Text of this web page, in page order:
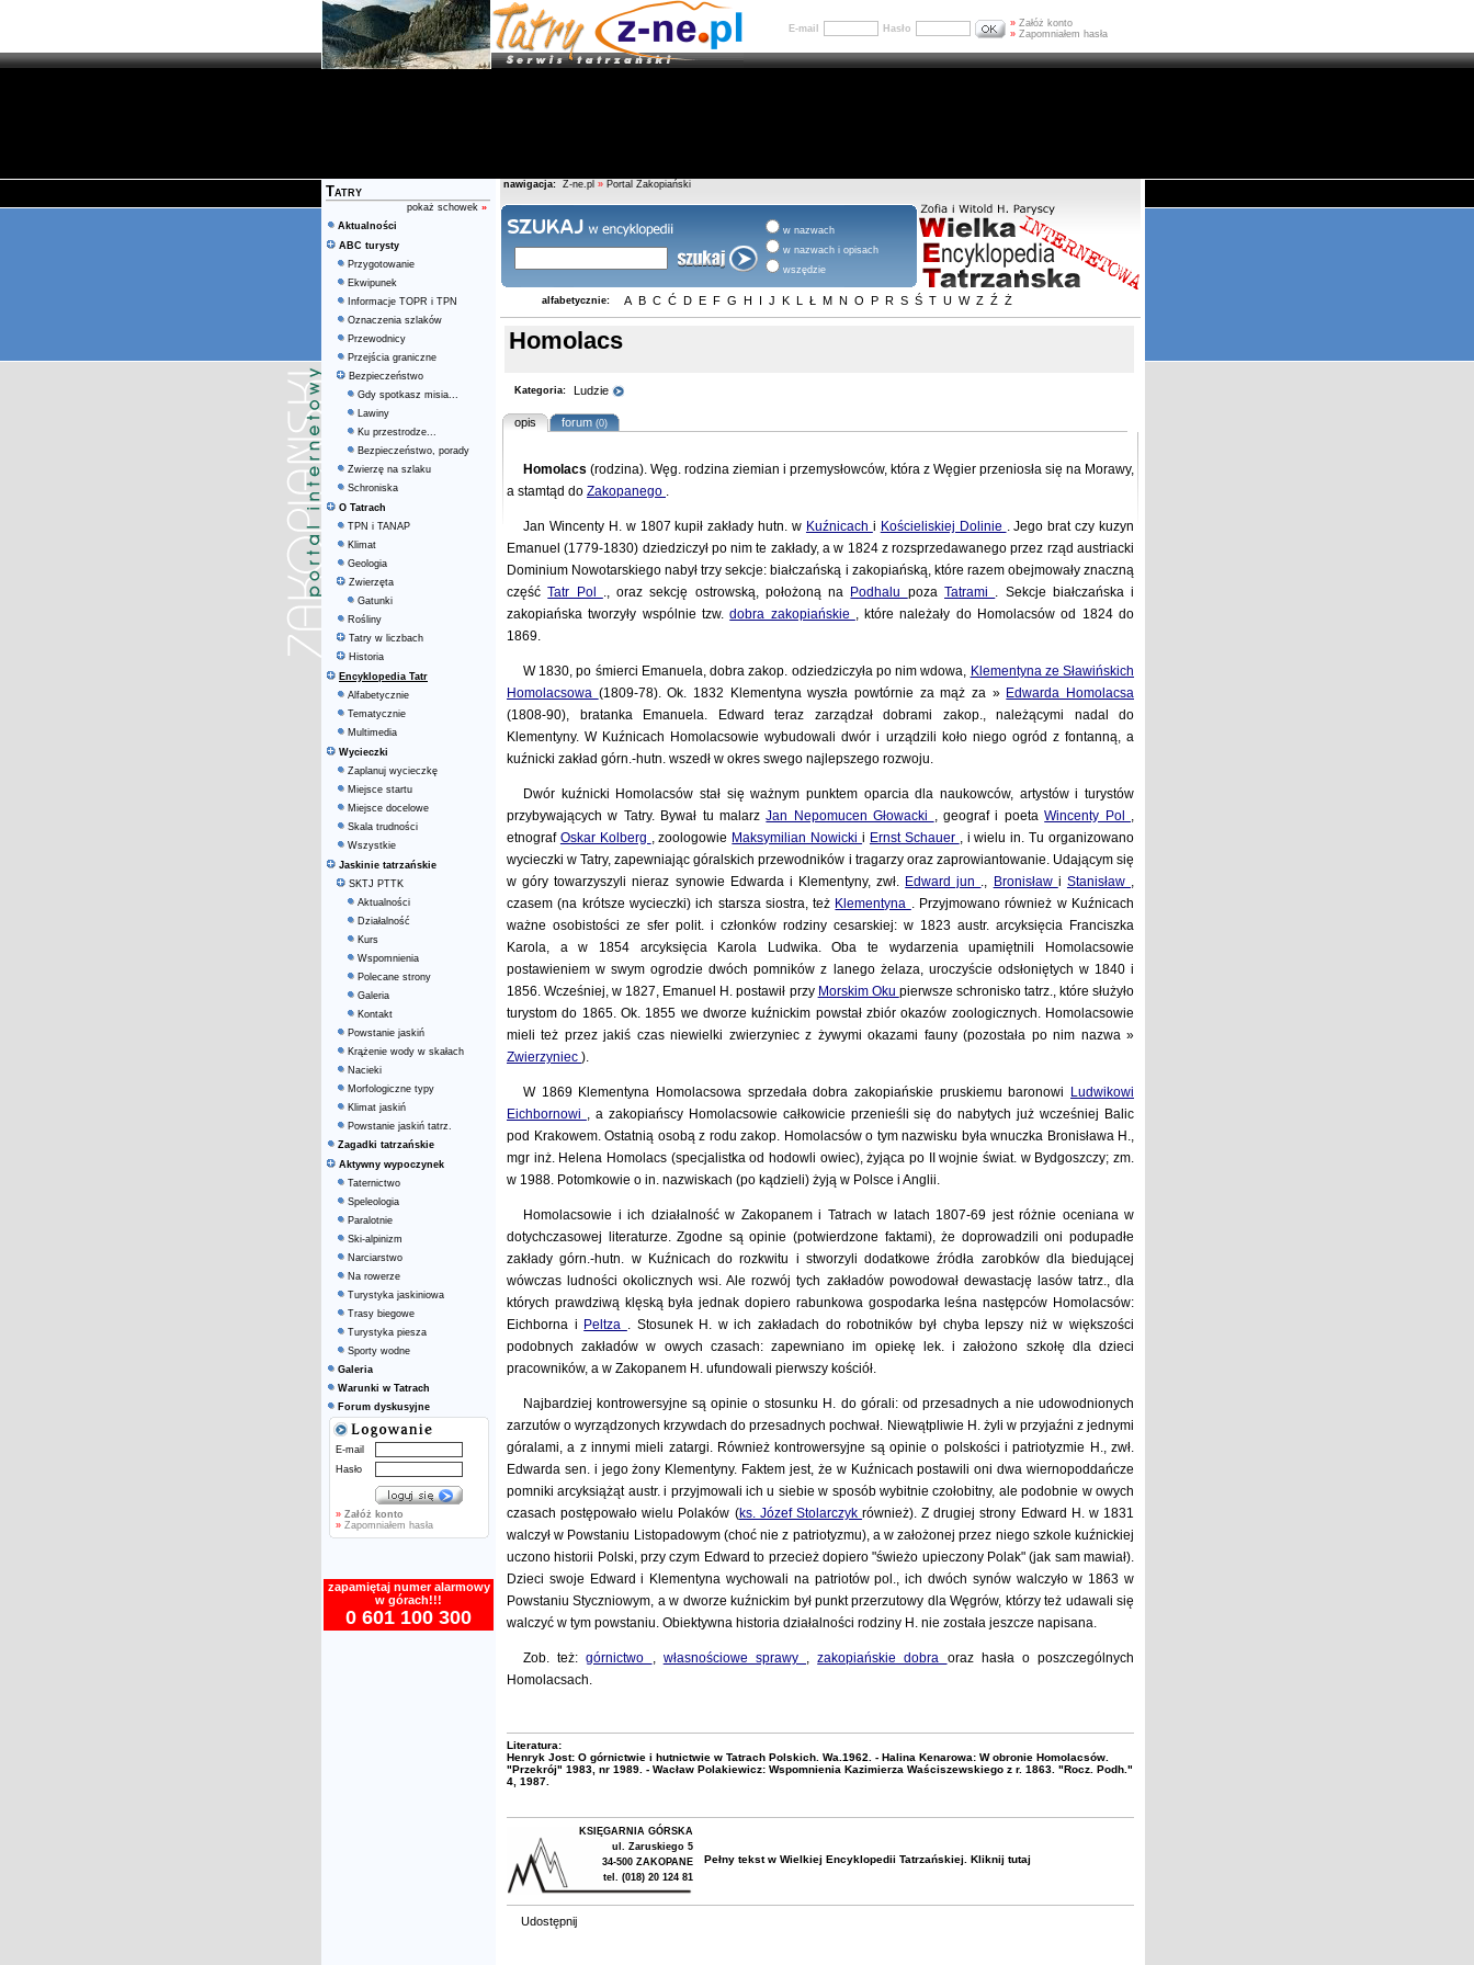
E-mail Hasło » Załóż konto
» Zapomniałem hasła
Tatry
pokaż schowek »
Aktualności
ABC turysty
Przygotowanie
Ekwipunek
Informacje TOPR i TPN
Oznaczenia szlaków
Przewodnicy
Przejścia graniczne
Bezpieczeństwo
Gdy spotkasz misia...
Lawiny
Ku przestrodze...
Bezpieczeństwo, porady
Zwierzę na szlaku
Schroniska
O Tatrach
TPN i TANAP
Klimat
Geologia
Zwierzęta
Gatunki
Rośliny
Tatry w liczbach
Historia
Encyklopedia Tatr
Alfabetycznie
Tematycznie
Multimedia
Wycieczki
Zaplanuj wycieczkę
Miejsce startu
Miejsce docelowe
Skala trudności
Wszystkie
Jaskinie tatrzańskie
SKTJ PTTK
Aktualności
Działalność
Kurs
Wspomnienia
Polecane strony
Galeria
Kontakt
Powstanie jaskiń
Krążenie wody w skałach
Nacieki
Morfologiczne typy
Klimat jaskiń
Powstanie jaskiń tatrz.
Zagadki tatrzańskie
Aktywny wypoczynek
Taternictwo
Speleologia
Paralotnie
Ski-alpinizm
Narciarstwo
Na rowerze
Turystyka jaskiniowa
Trasy biegowe
Turystyka piesza
Sporty wodne
Galeria
Warunki w Tatrach
Forum dyskusyjne
E-mail
Hasło
» Załóż konto
»Zapomniałem hasła
zapamiętaj numer alarmowy
w górach!!!
0 601 100 300
nawigacja: Z-ne.pl » Portal Zakopiański
w nazwach
w nazwach i opisach
wszędzie
alfabetycznie: A B C Ć D E F G H I J K L Ł M N O P R S Ś T U W Z Ź Ż
Homolacs
Kategoria: Ludzie
opis forum(0)
Homolacs (rodzina). Węg. rodzina ziemian i przemysłowców, która z Węgier przeniosła się na Morawy,
a stamtąd do Zakopanego .
Jan Wincenty H. w 1807 kupił zakłady hutn. w Kuźnicach i Kościeliskiej Dolinie . Jego brat czy kuzyn
Emanuel (1779-1830) dziedziczył po nim te zakłady, a w 1824 z rozsprzedawanego przez rząd austriacki
Dominium Nowotarskiego nabył trzy sekcje: białczańską i zakopiańską, które razem obejmowały znaczną
częśćTatr Pol ., oraz sekcję ostrowską, położoną na Podhalu poza Tatrami . Sekcje białczańska i
zakopiańska tworzyły wspólnie tzw.dobra zakopiańskie , które należały do Homolacsów od 1824 do
1869.
W 1830, po śmierci Emanuela, dobra zakop. odziedziczyła po nim wdowa, Klementyna ze Sławińskich
Homolacsowa (1809-78). Ok. 1832 Klementyna wyszła powtórnie za mąż za » Edwarda Homolacsa
(1808-90), bratanka Emanuela. Edward teraz zarządzał dobrami zakop., należącymi nadal do
Klementyny. W Kuźnicach Homolacsowie wybudowali dwór i urządzili koło niego ogród z fontanną, a
kuźnicki zakład górn.-hutn. wszedł w okres swego najlepszego rozwoju.
Dwór kuźnicki Homolacsów stał się ważnym punktem oparcia dla naukowców, artystów i turystów
przybywających w Tatry. Bywał tu malarzJan Nepomucen Głowacki , geograf i poetaWincenty Pol ,
etnograf Oskar Kolberg , zoologowie Maksymilian Nowickii Ernst Schauer , i wielu in. Tu organizowano
wycieczki w Tatry, zapewniając góralskich przewodników i tragarzy oraz zaprowiantowanie. Udającym się
w góry towarzyszyli nieraz synowie Edwarda i Klementyny, zwł. Edward jun ., Bronisław i Stanisław ,
czasem (na krótsze wycieczki) ich starsza siostra, też Klementyna . Przyjmowano również w Kuźnicach
ważne osobistości ze sfer polit. i członków rodziny cesarskiej: w 1823 austr. arcyksięcia Franciszka
Karola, a w 1854 arcyksięcia Karola Ludwika. Oba te wydarzenia upamiętnili Homolacsowie
postawieniem w swym ogrodzie dwóch pomników z lanego żelaza, uroczyście odsłoniętych w 1840 i
1856. Wcześniej, w 1827, Emanuel H. postawił przy Morskim Oku pierwsze schronisko tatrz., które służyło
turystom do 1865. Ok. 1855 we dworze kuźnickim powstał zbiór okazów zoologicznych. Homolacsowie
mieli też przez jakiś czas niewielki zwierzyniec z żywymi okazami fauny (pozostała po nim nazwa »
Zwierzyniec ).
W 1869 Klementyna Homolacsowa sprzedała dobra zakopiańskie pruskiemu baronowi
Ludwikowi
Eichbornowi , a zakopiańscy Homolacsowie całkowicie przenieśli się do nabytych już wcześniej Balic
pod Krakowem. Ostatnią osobą z rodu zakop. Homolacsów o tym nazwisku była wnuczka Bronisława H.,
mgr inż. Helena Homolacs (specjalistka od hodowli owiec), żyjąca po II wojnie świat. w Bydgoszczy; zm.
w 1988. Potomkowie o in. nazwiskach (po kądzieli) żyją w Polsce i Anglii.
Homolacsowie i ich działalność w Zakopanem i Tatrach w latach 1807-69 jest różnie oceniana w
dotychczasowej literaturze. Zgodne są opinie (potwierdzone faktami), że doprowadzili oni podupadłe
zakłady górn.-hutn. w Kuźnicach do rozkwitu i stworzyli dodatkowe źródła zarobków dla biedującej
wówczas ludności okolicznych wsi. Ale rozwój tych zakładów powodował dewastację lasów tatrz., dla
których prawdziwą klęską była jednak dopiero rabunkowa gospodarka leśna następców Homolacsów:
Eichborna i Peltza . Stosunek H. w ich zakładach do robotników był chyba lepszy niż w większości
podobnych zakładów w owych czasach: zapewniano im opiekę lek. i założono szkołę dla dzieci
pracowników, a w Zakopanem H. ufundowali pierwszy kościół.
Najbardziej kontrowersyjne są opinie o stosunku H. do górali: od przesadnych a nie udowodnionych
zarzutów o wyrządzonych krzywdach do przesadnych pochwał. Niewątpliwie H. żyli w przyjaźni z jednymi
góralami, a z innymi mieli zatargi. Również kontrowersyjne są opinie o polskości i patriotyzmie H., zwł.
Edwarda sen. i jego żony Klementyny. Faktem jest, że w Kuźnicach postawili oni dwa wiernopoddańcze
pomniki arcyksiążąt austr. i przyjmowali ich u siebie w sposób wybitnie czołobitny, ale podobnie w owych
czasach postępowało wielu Polaków (ks. Józef Stolarczykrównież). Z drugiej strony Edward H. w 1831
walczył w Powstaniu Listopadowym (choć nie z patriotyzmu), a w założonej przez niego szkole kuźnickiej
uczono historii Polski, przy czym Edward to przecież dopiero "świeżo upieczony Polak" (jak sam mawiał).
Dzieci swoje Edward i Klementyna wychowali na patriotów pol., ich dwóch synów walczyło w 1863 w
Powstaniu Styczniowym, a w dworze kuźnickim był punkt przerzutowy dla Węgrów, którzy też udawali się
walczyć w tym powstaniu. Obiektywna historia działalności rodziny H. nie została jeszcze napisana.
Zob. też:górnictwo , własnościowe sprawy ,zakopiańskie dobra oraz hasła o poszczególnych
Homolacsach.
Literatura:
Henryk Jost: O górnictwie i hutnictwie w Tatrach Polskich. Wa.1962. - Halina Kenarowa: W obronie Homolacsów.
"Przekrój" 1983, nr 1989. - Wacław Polakiewicz: Wspomnienia Kazimierza Waściszewskiego z r. 1863. "Rocz. Podh."
4, 1987.
KSIĘGARNIA GÓRSKA
ul. Zaruskiego 5
34-500 ZAKOPANE
tel. (018) 20 124 81
Pełny tekst w Wielkiej Encyklopedii Tatrzańskiej . Kliknij tutaj
Udostępnij